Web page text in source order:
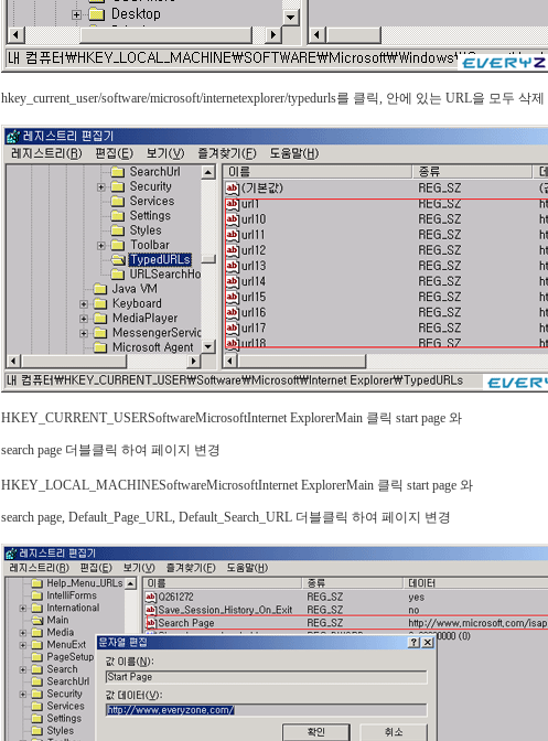
hkey_current_user/software/microsoft/internetexplorer/typedurls를 클릭, 안에 있는 URL을 모두 삭제
HKEY_CURRENT_USERSoftwareMicrosoftInternet ExplorerMain 클릭 start page 와
search page 더블클릭 하여 페이지 변경
HKEY_LOCAL_MACHINESoftwareMicrosoftInternet ExplorerMain 클릭 start page 와
search page, Default_Page_URL, Default_Search_URL 더블클릭 하여 페이지 변경